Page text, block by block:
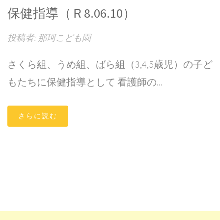
保健指導（Ｒ8.06.10）
投稿者: 那珂こども園
さくら組、うめ組、ばら組（3,4,5歳児）の子ど
もたちに保健指導として 看護師の...
さらに読む